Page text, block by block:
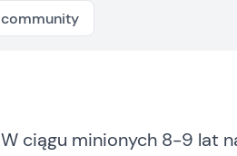
community
W ciągu minionych 8-9 lat